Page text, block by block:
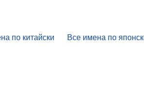
по китайски Все имена по